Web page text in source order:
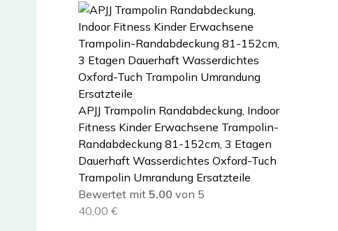
P
r
e
i
s
w
a
r
:
2
2
,
i
s
t
:
2
,
8
9
€
.
APJJ Trampolin Randabdeckung, Indoor
Fitness Kinder Erwachsene Trampolin-
Randabdeckung 81-152cm, 3 Etagen
Dauerhaft Wasserdichtes Oxford-Tuch
Trampolin Umrandung Ersatzteile
Bewertet mit 5.00 von 5
40,00 €